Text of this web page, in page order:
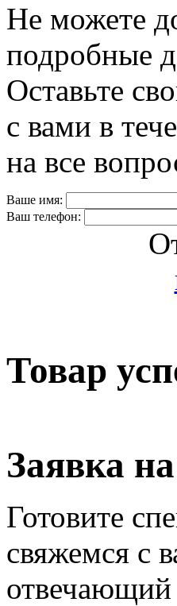
Не можете
подробные
Оставьте
с вами в
на все
Ваше имя:
Ваш телефон:
Товар
Заявка
Готовите
свяжемся с